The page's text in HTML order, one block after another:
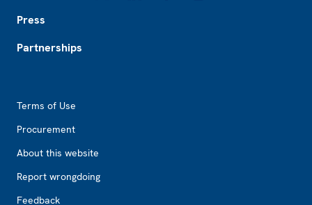
Press
Partnerships
Terms of Use
Procurement
About this website
Report wrongdoing
Feedback